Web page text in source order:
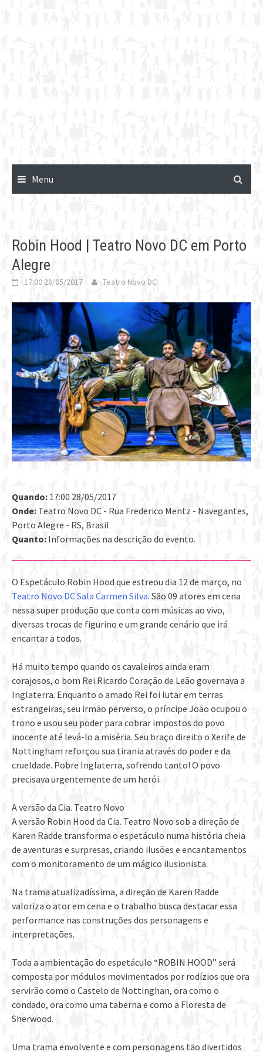
Menu
Robin Hood | Teatro Novo DC em Porto
Alegre
17:00 28/05/2017 Teatro Novo DC
Quando: 17:00 28/05/2017
Onde: Teatro Novo DC - Rua Frederico Mentz - Navegantes,
Porto Alegre - RS, Brasil
Quanto: Informações na descrição do evento.
O Espetáculo Robin Hood que estreou dia 12 de março, no
Teatro Novo DC Sala Carmen Silva. São 09 atores em cena
nessa super produção que conta com músicas ao vivo,
diversas trocas de figurino e um grande cenário que irá
encantar a todos.
Há muito tempo quando os cavaleiros ainda eram
corajosos, o bom Rei Ricardo Coração de Leão governava a
Inglaterra. Enquanto o amado Rei foi lutar em terras
estrangeiras, seu irmão perverso, o príncipe João ocupou o
trono e usou seu poder para cobrar impostos do povo
inocente até levá-lo a miséria. Seu braço direito o Xerife de
Nottingham reforçou sua tirania através do poder e da
crueldade. Pobre Inglaterra, sofrendo tanto! O povo
precisava urgentemente de um herói.
A versão da Cia. Teatro Novo
A versão Robin Hood da Cia. Teatro Novo sob a direção de
Karen Radde transforma o espetáculo numa história cheia
de aventuras e surpresas, criando ilusões e encantamentos
com o monitoramento de um mágico ilusionista.
Na trama atualizadíssima, a direção de Karen Radde
valoriza o ator em cena e o trabalho busca destacar essa
performance nas construções dos personagens e
interpretações.
Toda a ambientação do espetáculo “ROBIN HOOD” será
composta por módulos movimentados por rodízios que ora
servirão como o Castelo de Nottinghan, ora como o
condado, ora como uma taberna e como a Floresta de
Sherwood.
Uma trama envolvente e com personagens tão divertidos